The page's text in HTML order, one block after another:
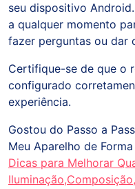
seu dispositivo
a qualquer momento
fazer perguntas ou dar
Certifique-se de que o
configurado
experiência.
Gostou do Passo a
Meu Aparelho de
Dicas para Melhorar